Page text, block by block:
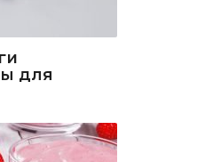
для